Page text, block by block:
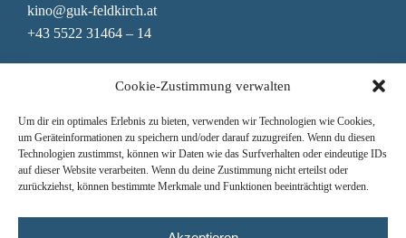
Cookie-Zustimmung verwalten
Um dir ein optimales Erlebnis zu bieten, verwenden wir Technologien wie Cookies,
um Geräteinformationen zu speichern und/oder darauf zuzugreifen. Wenn du diesen
Technologien zustimmst, können wir Daten wie das Surfverhalten oder eindeutige IDs
auf dieser Website verarbeiten. Wenn du deine Zustimmung nicht erteilst oder
zurückziehst, können bestimmte Merkmale und Funktionen beeinträchtigt werden.
kino@guk-feldkirch.at
+43 5522 31464 – 14
+43 5522 31464 – 10
Newsletter
Nichts mehr verpassen!
Hier zum Newsletter anmelden